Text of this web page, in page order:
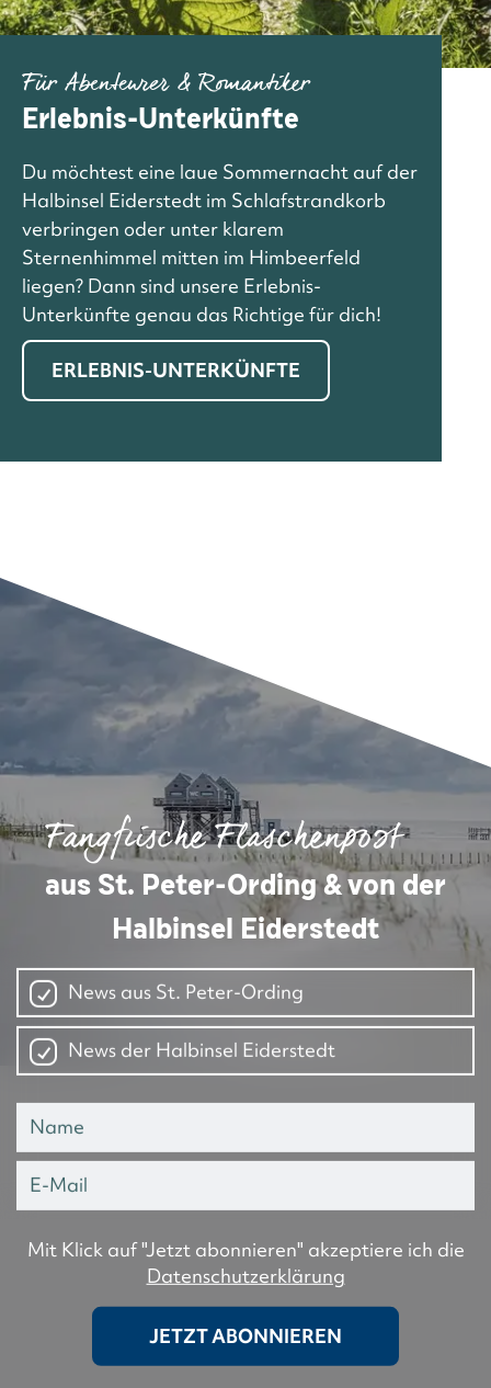
Für Abenteurer & Romantiker
Erlebnis-Unterkünfte
Du möchtest eine laue Sommernacht auf der
Halbinsel Eiderstedt im Schlafstrandkorb
verbringen oder unter klarem
Sternenhimmel mitten im Himbeerfeld
liegen? Dann sind unsere Erlebnis-
Unterkünfte genau das Richtige für dich!
ERLEBNIS-UNTERKÜNFTE
Fangfrische Flaschenpost
aus St. Peter-Ording & von der
Halbinsel Eiderstedt
News aus St. Peter-Ording
News der Halbinsel Eiderstedt
Mit Klick auf "Jetzt abonnieren" akzeptiere ich die
Datenschutzerklärung